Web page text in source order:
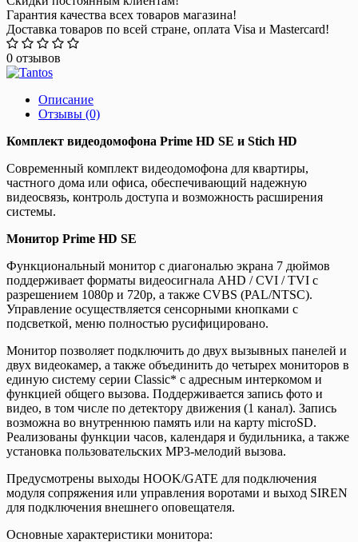
Гарантия качества всех товаров магазина!
Доставка товаров по всей стране, оплата Visa и Mastercard!
0 отзывов
Описание
Отзывы (0)
Комплект видеодомофона Prime HD SE и Stich HD
Современный комплект видеодомофона для квартиры,
частного дома или офиса, обеспечивающий надежную
видеосвязь, контроль доступа и возможность расширения
системы.
Монитор Prime HD SE
Функциональный монитор с диагональю экрана 7 дюймов
поддерживает форматы видеосигнала AHD / CVI / TVI с
разрешением 1080p и 720p, а также CVBS (PAL/NTSC).
Управление осуществляется сенсорными кнопками с
подсветкой, меню полностью русифицировано.
Монитор позволяет подключить до двух вызывных панелей и
двух видеокамер, а также объединить до четырех мониторов в
единую систему серии Classic* с адресным интеркомом и
функцией общего вызова. Поддерживается запись фото и
видео, в том числе по детектору движения (1 канал). Запись
возможна во внутреннюю память или на карту microSD.
Реализованы функции часов, календаря и будильника, а также
установка пользовательских MP3-мелодий вызова.
Предусмотрены выходы HOOK/GATE для подключения
модуля сопряжения или управления воротами и выход SIREN
для подключения внешнего оповещателя.
Основные характеристики монитора: